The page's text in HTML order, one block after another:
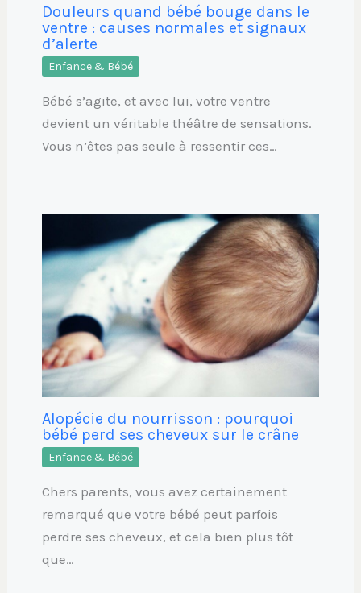
Douleurs quand bébé bouge dans le
ventre : causes normales et signaux
d’alerte
Enfance & Bébé
Bébé s’agite, et avec lui, votre ventre
devient un véritable théâtre de sensations.
Vous n’êtes pas seule à ressentir ces…
Alopécie du nourrisson : pourquoi
bébé perd ses cheveux sur le crâne
Enfance & Bébé
Chers parents, vous avez certainement
remarqué que votre bébé peut parfois
perdre ses cheveux, et cela bien plus tôt
que…